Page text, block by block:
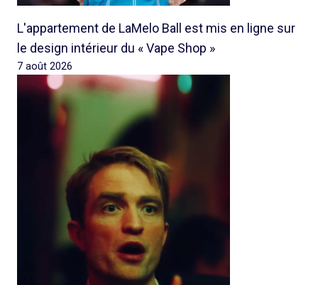
L'appartement de LaMelo Ball est mis en ligne sur
le design intérieur du « Vape Shop »
7 août 2026